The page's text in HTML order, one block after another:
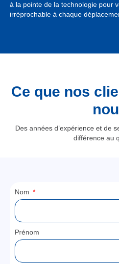
à la pointe de la technologie pour
irréprochable à chaque
Ce que nos
Des années d’expérience et de
différence au
Nom
Prénom